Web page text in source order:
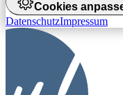
Cookies
DatenschutzImpressum